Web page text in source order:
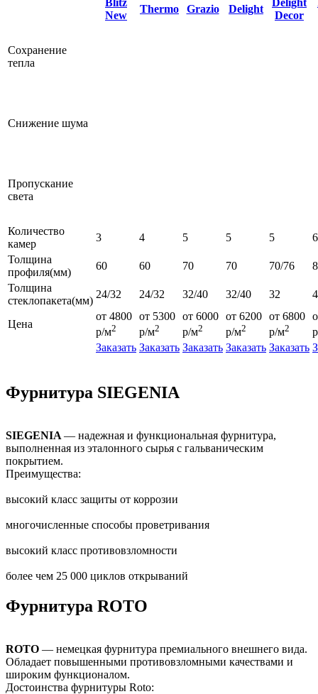
New
Thermo Grazio Delight
Decor
Сохранение
тепла
Снижение шума
Пропускание
света
Количество
камер
3 4 5 5 5
6
Толщина
профиля(мм)
60 60 70 70 70/76
Толщина
стеклопакета(мм)
24/32 24/32 32/40 32/40 32
Цена
от 4800
р/м2
от 5300
р/м2
от 6000
р/м2
от 6200
р/м2
от 6800
р/м2
Заказать Заказать Заказать Заказать Заказать
Фурнитура SIEGENIA
SIEGENIA — надежная и функциональная фурнитура,
выполненная из эталонного сырья с гальваническим
покрытием.
Преимущества:
высокий класс защиты от коррозии
многочисленные способы проветривания
высокий класс противовзломности
более чем 25 000 циклов открываний
Фурнитура ROTO
ROTO — немецкая фурнитура премиального внешнего вида.
Обладает повышенными противовзломными качествами и
широким функционалом.
Достоинства фурнитуры Roto: